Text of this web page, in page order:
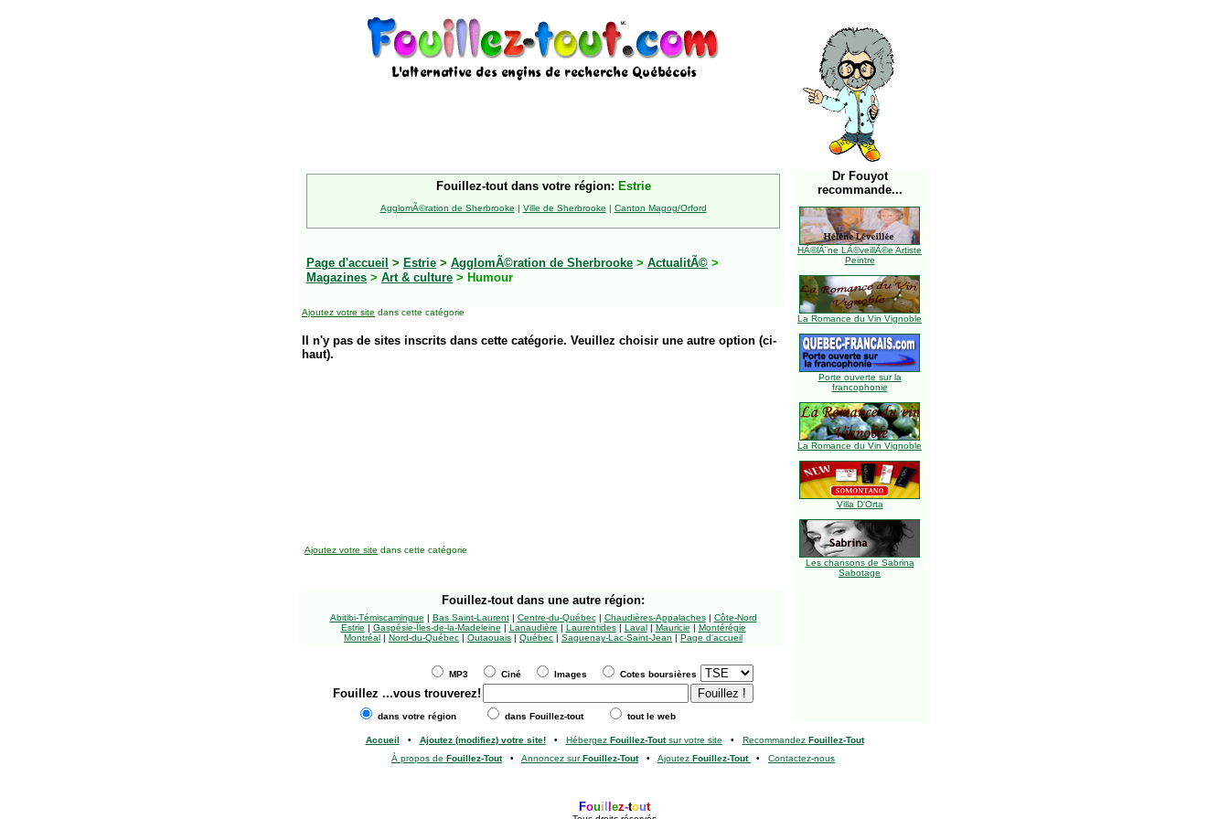
Fouillez-tout dans votre région: Estrie
AgglomÃ©ration de Sherbrooke | Ville de Sherbrooke | Canton Magog/Orford
Page d'accueil > Estrie > AgglomÃ©ration de Sherbrooke > ActualitÃ© >
Magazines > Art & culture > Humour
Ajoutez votre site dans cette catégorie
Il n'y pas de sites inscrits dans cette catégorie. Veuillez choisir une autre option (ci-
haut).
Dr Fouyot
recommande...
HÃ©lÃ¨ne LÃ©veillÃ©e Artiste
Peintre
La Romance du Vin Vignoble
Porte ouverte sur la
francophonie
La Romance du Vin Vignoble
Villa D'Orta
Les chansons de Sabrina
Sabotage
Ajoutez votre site dans cette catégorie
Fouillez-tout dans une autre région:
Abitibi-Témiscamingue | Bas Saint-Laurent| Centre-du-Québec| Chaudières-Appalaches| Côte-Nord
Estrie | Gaspésie-Îles-de-la-Madeleine | Lanaudière | Laurentides| Laval| Mauricie | Montérégie
Montréal | Nord-du-Québec | Outaouais | Québec | Saguenay-Lac-Saint-Jean | Page d'accueil
MP3 Ciné Images Cotes boursières
Fouillez ...vous trouverez!
dans votre région dans Fouillez-tout tout le web
Accueil • Ajoutez (modifiez) votre site!• Hébergez Fouillez-Toutsur votre site • Recommandez Fouillez-Tout
À propos de Fouillez-Tout• Annoncez surFouillez-Tout• Ajoutez Fouillez-Tout • Contactez-nous
Foui ez-tout